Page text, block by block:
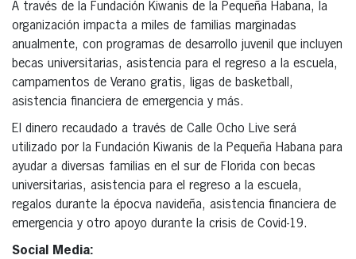
A través de la Fundación Kiwanis de la Pequeña Habana, la
organización impacta a miles de familias marginadas
anualmente, con programas de desarrollo juvenil que incluyen
becas universitarias, asistencia para el regreso a la escuela,
campamentos de Verano gratis, ligas de basketball,
asistencia financiera de emergencia y más.
El dinero recaudado a través de Calle Ocho Live será
utilizado por la Fundación Kiwanis de la Pequeña Habana para
ayudar a diversas familias en el sur de Florida con becas
universitarias, asistencia para el regreso a la escuela,
regalos durante la épocva navideña, asistencia financiera de
emergencia y otro apoyo durante la crisis de Covid-19.
Social Media: